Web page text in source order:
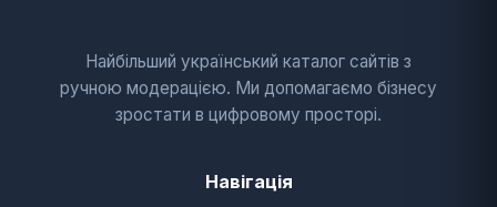
Найбільший український каталог сайтів з
ручною модерацією. Ми допомагаємо бізнесу
зростати в цифровому просторі.
Навігація